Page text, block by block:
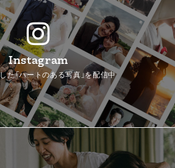
Instagram
た「ハートのある写真」を配信中